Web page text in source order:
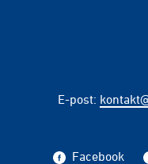
E-post:
Facebook